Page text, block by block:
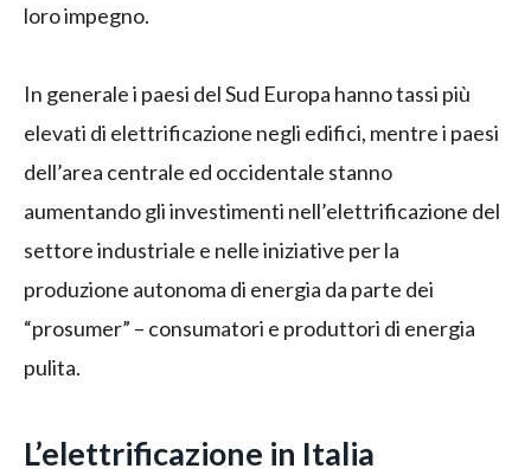
loro impegno.
In generale i paesi del Sud Europa hanno tassi più
elevati di elettrificazione negli edifici, mentre i paesi
dell’area centrale ed occidentale stanno
aumentando gli investimenti nell’elettrificazione del
settore industriale e nelle iniziative per la
produzione autonoma di energia da parte dei
“prosumer” – consumatori e produttori di energia
pulita.
L’elettrificazione in Italia